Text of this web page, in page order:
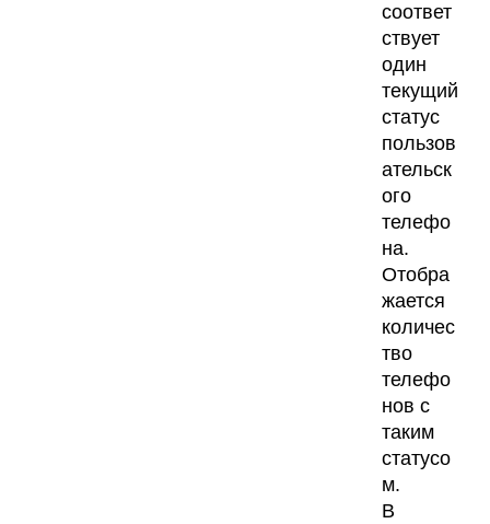
соответ
ствует
один
текущий
статус
пользов
ательск
ого
телефо
на.
Отобра
жается
количес
тво
телефо
нов с
таким
статусо
м.
В